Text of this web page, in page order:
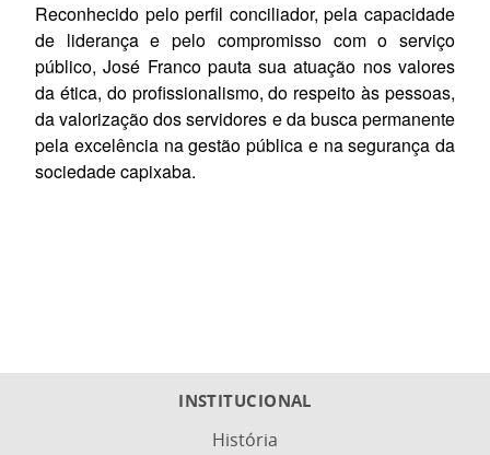
Reconhecido pelo perfil conciliador, pela capacidade
de liderança e pelo compromisso com o serviço
público, José Franco pauta sua atuação nos valores
da ética, do profissionalismo, do respeito às pessoas,
da valorização dos servidores e da busca permanente
pela excelência na gestão pública e na segurança da
sociedade capixaba.
INSTITUCIONAL
História